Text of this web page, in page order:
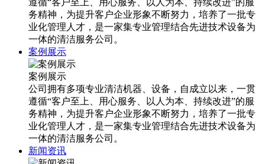
务精神，为提升客户企业形象不断努力，培养了一批专
业化管理人才，是一家集专业管理结合先进技术设备为
一体的清洁服务公司。
案例展示
案例展示
公司拥有多项专业清洁机器、设备，自成立以来，一贯
遵循“客户至上、用心服务、以人为本、持续改进”的服
务精神，为提升客户企业形象不断努力，培养了一批专
业化管理人才，是一家集专业管理结合先进技术设备为
一体的清洁服务公司。
新闻资讯